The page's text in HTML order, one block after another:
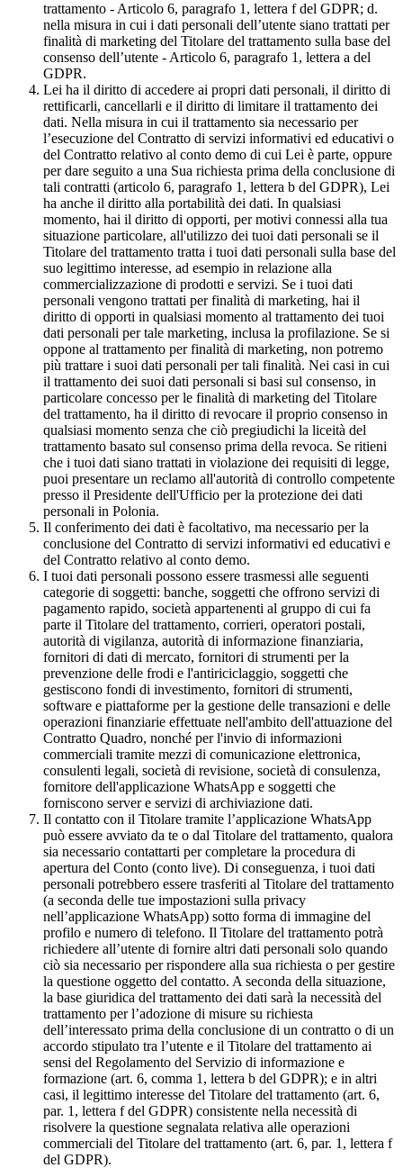
trattamento - Articolo 6, paragrafo 1, lettera f del GDPR; d.
nella misura in cui i dati personali dell’utente siano trattati per
finalità di marketing del Titolare del trattamento sulla base del
consenso dell’utente - Articolo 6, paragrafo 1, lettera a del
GDPR.
Lei ha il diritto di accedere ai propri dati personali, il diritto di
rettificarli, cancellarli e il diritto di limitare il trattamento dei
dati. Nella misura in cui il trattamento sia necessario per
l’esecuzione del Contratto di servizi informativi ed educativi o
del Contratto relativo al conto demo di cui Lei è parte, oppure
per dare seguito a una Sua richiesta prima della conclusione di
tali contratti (articolo 6, paragrafo 1, lettera b del GDPR), Lei
ha anche il diritto alla portabilità dei dati. In qualsiasi
momento, hai il diritto di opporti, per motivi connessi alla tua
situazione particolare, all'utilizzo dei tuoi dati personali se il
Titolare del trattamento tratta i tuoi dati personali sulla base del
suo legittimo interesse, ad esempio in relazione alla
commercializzazione di prodotti e servizi. Se i tuoi dati
personali vengono trattati per finalità di marketing, hai il
diritto di opporti in qualsiasi momento al trattamento dei tuoi
dati personali per tale marketing, inclusa la profilazione. Se si
oppone al trattamento per finalità di marketing, non potremo
più trattare i suoi dati personali per tali finalità. Nei casi in cui
il trattamento dei suoi dati personali si basi sul consenso, in
particolare concesso per le finalità di marketing del Titolare
del trattamento, ha il diritto di revocare il proprio consenso in
qualsiasi momento senza che ciò pregiudichi la liceità del
trattamento basato sul consenso prima della revoca. Se ritieni
che i tuoi dati siano trattati in violazione dei requisiti di legge,
puoi presentare un reclamo all'autorità di controllo competente
presso il Presidente dell'Ufficio per la protezione dei dati
personali in Polonia.
Il conferimento dei dati è facoltativo, ma necessario per la
conclusione del Contratto di servizi informativi ed educativi e
del Contratto relativo al conto demo.
I tuoi dati personali possono essere trasmessi alle seguenti
categorie di soggetti: banche, soggetti che offrono servizi di
pagamento rapido, società appartenenti al gruppo di cui fa
parte il Titolare del trattamento, corrieri, operatori postali,
autorità di vigilanza, autorità di informazione finanziaria,
fornitori di dati di mercato, fornitori di strumenti per la
prevenzione delle frodi e l'antiriciclaggio, soggetti che
gestiscono fondi di investimento, fornitori di strumenti,
software e piattaforme per la gestione delle transazioni e delle
operazioni finanziarie effettuate nell'ambito dell'attuazione del
Contratto Quadro, nonché per l'invio di informazioni
commerciali tramite mezzi di comunicazione elettronica,
consulenti legali, società di revisione, società di consulenza,
fornitore dell'applicazione WhatsApp e soggetti che
forniscono server e servizi di archiviazione dati.
Il contatto con il Titolare tramite l’applicazione WhatsApp
può essere avviato da te o dal Titolare del trattamento, qualora
sia necessario contattarti per completare la procedura di
apertura del Conto (conto live). Di conseguenza, i tuoi dati
personali potrebbero essere trasferiti al Titolare del trattamento
(a seconda delle tue impostazioni sulla privacy
nell’applicazione WhatsApp) sotto forma di immagine del
profilo e numero di telefono. Il Titolare del trattamento potrà
richiedere all’utente di fornire altri dati personali solo quando
ciò sia necessario per rispondere alla sua richiesta o per gestire
la questione oggetto del contatto. A seconda della situazione,
la base giuridica del trattamento dei dati sarà la necessità del
trattamento per l’adozione di misure su richiesta
dell’interessato prima della conclusione di un contratto o di un
accordo stipulato tra l’utente e il Titolare del trattamento ai
sensi del Regolamento del Servizio di informazione e
formazione (art. 6, comma 1, lettera b del GDPR); e in altri
casi, il legittimo interesse del Titolare del trattamento (art. 6,
par. 1, lettera f del GDPR) consistente nella necessità di
risolvere la questione segnalata relativa alle operazioni
commerciali del Titolare del trattamento (art. 6, par. 1, lettera f
del GDPR).